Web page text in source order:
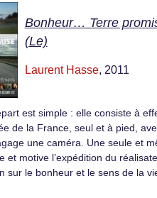
Bonheur… Terre
(Le)
Laurent Hasse, 2011
est simple : elle consiste à
de la France, seul et à pied,
une caméra. Une seule et
et motive l’expédition du
sur le bonheur et le sens de la